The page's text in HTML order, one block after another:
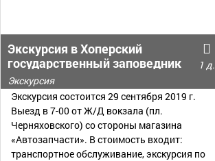
Экскурсия в Хоперский
государственный заповедник
1 д.
Экскурсия
Экскурсия состоится 29 сентября 2019 г.
Выезд в 7-00 от Ж/Д вокзала (пл.
Черняховского) со стороны магазина
«Автозапчасти». В стоимость входит:
транспортное обслуживание, экскурсия по